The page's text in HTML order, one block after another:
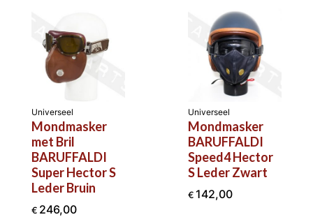
Universeel
Mondmasker
met Bril
BARUFFALDI
Super Hector S
Leder Bruin
€ 246,00
Universeel
Mondmasker
BARUFFALDI
Speed4 Hector
S Leder Zwart
€ 142,00